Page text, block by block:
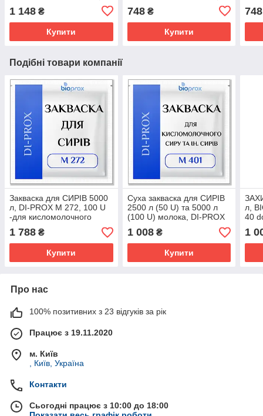
Biovitec, Франція, 20 U -
резервуарний
1 148 ₴
Купити
Biovitec, Франція, 10 U -
резервуарний
748₴
Купити
748
Подібні товари компанії
Закваска для CИРІВ 5000
л, DI-PROX M 272, 100 U
-для кисломолочного
СИРУ, крем-СИРУ, СИРУ з
низькою температурою
повторного
1 788 ₴
Купити
Суха закваска для CИРІВ
2500 л (50 U) та 5000 л
(100 U) молока, DI-PROX
M 401, Bioprox, Франція -
кисломолочний сир, крем-
сир
1 008₴
Купити
л,
40
1
Про нас
100% позитивних з 23 відгуків за рік
Працює з 19.11.2020
м. Київ
, Київ, Україна
Контакти
Сьогодні працює з 10:00 до 18:00